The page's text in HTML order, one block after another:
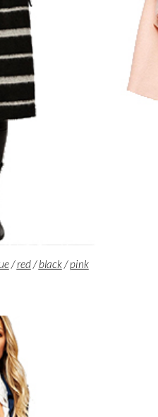
/red/black/pink